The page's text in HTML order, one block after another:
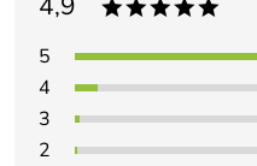
*****
5
4
3
2